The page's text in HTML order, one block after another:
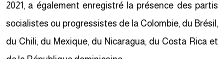
2021, a également enregistré la présence des partis
socialistes ou progressistes de la Colombie, du Brésil,
du Chili, du Mexique, du Nicaragua, du Costa Rica et